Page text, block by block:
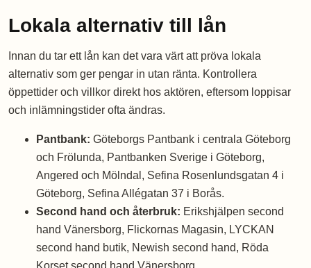
Lokala alternativ till lån
Innan du tar ett lån kan det vara värt att pröva lokala
alternativ som ger pengar in utan ränta. Kontrollera
öppettider och villkor direkt hos aktören, eftersom loppisar
och inlämningstider ofta ändras.
Pantbank: Göteborgs Pantbank i centrala Göteborg
och Frölunda, Pantbanken Sverige i Göteborg,
Angered och Mölndal, Sefina Rosenlundsgatan 4 i
Göteborg, Sefina Allégatan 37 i Borås.
Second hand och återbruk: Erikshjälpen second
hand Vänersborg, Flickornas Magasin, LYCKAN
second hand butik, Newish second hand, Röda